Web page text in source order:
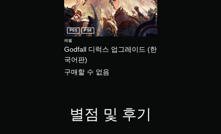
Godfall 디럭스 업그레이드 (한
국어판)
PS5 PS4
레벨
구매할 수 없음
별점 및 후기